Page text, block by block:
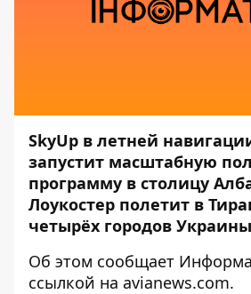
SkyUp в летней
запустит масштабную
программу в столицу
Лоукостер полетит в
четырёх городов
Об этом сообщает
ссылкой на avianews.com.